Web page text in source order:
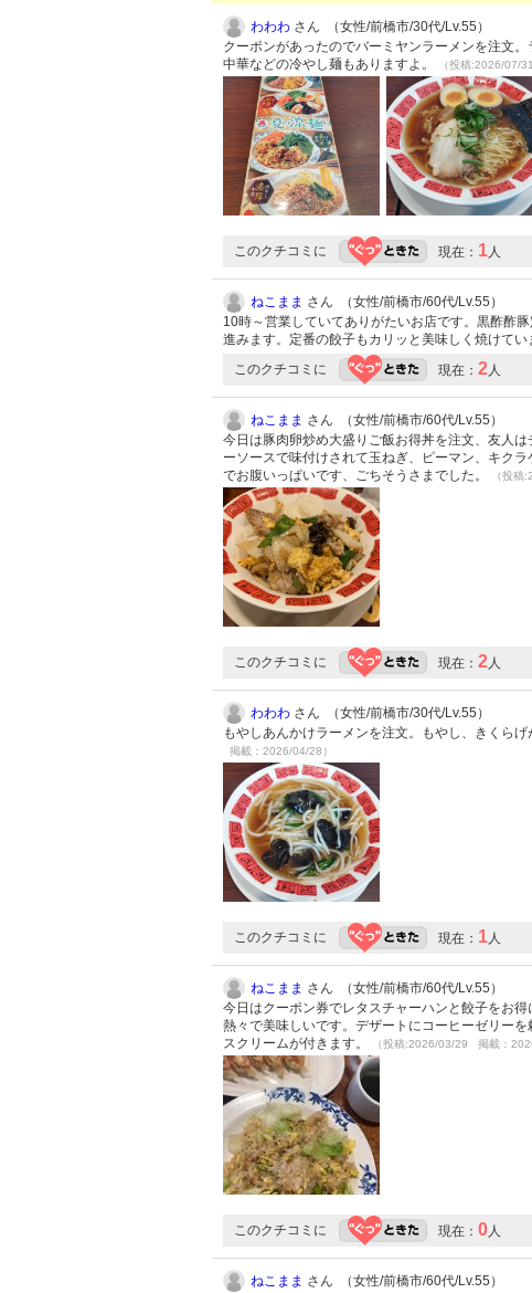
わわわ さん （女性/前橋市/30代/Lv.55）
クーポンがあったのでバーミヤンラーメンを注文
中華などの冷やし麺もありますよ。
（投稿:2026/07/
このクチコミに 現在： 1人
ねこまま さん （女性/前橋市/60代/Lv.55）
10時～営業していてありがたいお店です。黒酢酢
進みます。定番の餃子もカリッと美味しく焼けて
このクチコミに 現在： 2人
ねこまま さん （女性/前橋市/60代/Lv.55）
今日は豚肉卵炒め大盛りご飯お得丼を注文、友人
ーソースで味付けされて玉ねぎ、ピーマン、キク
でお腹いっぱいです、ごちそうさまでした。
（投
このクチコミに 現在： 2人
わわわ さん （女性/前橋市/30代/Lv.55）
もやしあんかけラーメンを注文。もやし、きくら
掲載：2026/04/28）
このクチコミに 現在： 1人
ねこまま さん （女性/前橋市/60代/Lv.55）
今日はクーポン券でレタスチャーハンと餃子をお
熱々で美味しいです。デザートにコーヒーゼリー
スクリームが付きます。
（投稿:2026/03/29 掲載：
このクチコミに 現在： 0人
ねこまま さん （女性/前橋市/60代/Lv.55）